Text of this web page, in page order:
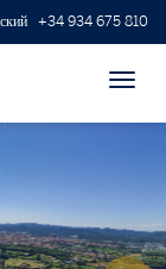
+34 934 675 810